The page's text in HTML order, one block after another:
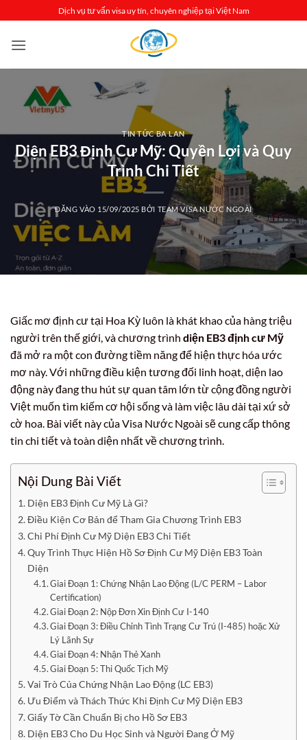
qua
nội
Dịch vụ tư vấn visa uy tín, chuyên nghiệp tại Việt Nam
TIN TỨC BA LAN
Diện EB3 Định Cư Mỹ: Quyền Lợi và Quy
Trình Chi Tiết
ĐĂNG VÀO 15/09/2025 BỞI TEAM VISA NƯỚC NGOÀI
Giấc mơ định cư tại Hoa Kỳ luôn là khát khao của hàng triệu
người trên thế giới, và chương trình diện EB3 định cư Mỹ
đã mở ra một con đường tiềm năng để hiện thực hóa ước
mơ này. Với những điều kiện tương đối linh hoạt, diện lao
động này đang thu hút sự quan tâm lớn từ cộng đồng người
Việt muốn tìm kiếm cơ hội sống và làm việc lâu dài tại xứ sở
cờ hoa. Bài viết này của Visa Nước Ngoài sẽ cung cấp thông
tin chi tiết và toàn diện nhất về chương trình.
Nội Dung Bài Viết
Diện EB3 Định Cư Mỹ Là Gì?
Điều Kiện Cơ Bản để Tham Gia Chương Trình EB3
Chi Phí Định Cư Mỹ Diện EB3 Chi Tiết
Quy Trình Thực Hiện Hồ Sơ Định Cư Mỹ Diện EB3 Toàn
Diện
Giai Đoạn 1: Chứng Nhận Lao Động (L/C PERM – Labor
Certification)
Giai Đoạn 2: Nộp Đơn Xin Định Cư I-140
Giai Đoạn 3: Điều Chỉnh Tình Trạng Cư Trú (I-485) hoặc Xử
Lý Lãnh Sự
Giai Đoạn 4: Nhận Thẻ Xanh
Giai Đoạn 5: Thi Quốc Tịch Mỹ
Vai Trò Của Chứng Nhận Lao Động (LC EB3)
Ưu Điểm và Thách Thức Khi Định Cư Mỹ Diện EB3
Giấy Tờ Cần Chuẩn Bị cho Hồ Sơ EB3
Diện EB3 Cho Du Học Sinh và Người Đang Ở Mỹ